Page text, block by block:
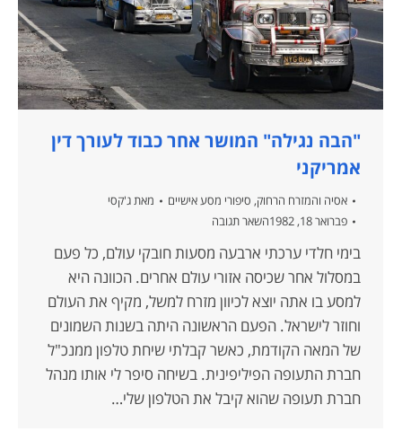
"הבה נגילה" המושר אחר כבוד לעורך דין
אמריקני
אסיה והמזרח הרחוק, סיפורי מסע אישיים מאתג'קסי
פברואר 18, 1982
השאר תגובה
בימי חלדי ערכתי ארבעה מסעות חובקי עולם, כל פעם
במסלול אחר שכיסה אזורי עולם אחרים. הכוונה היא
למסע בו אתה יוצא לכיוון מזרח למשל, מקיף את העולם
וחוזר לישראל. הפעם הראשונה היתה בשנות השמונים
של המאה הקודמת, כאשר קבלתי שיחת טלפון ממנכ"ל
חברת התעופה הפיליפינית. בשיחה סיפר לי אותו מנהל
חברת תעופה שהוא קיבל את הטלפון שלי…